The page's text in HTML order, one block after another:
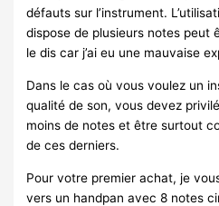
défauts sur l’instrument.
dispose de plusieurs notes peut
le dis car j’ai eu une mauvaise
Dans le cas où vous voulez un
qualité de son, vous devez
moins de notes et être surtout
de ces derniers.
Pour votre premier achat, je
vers un handpan avec 8 notes